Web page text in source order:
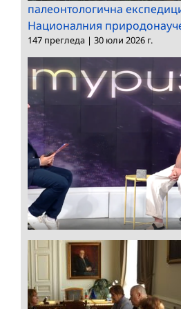
палеонтологична
Националния
147 прегледа | 30 юли 2026 г.